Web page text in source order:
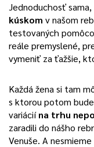
Jednoduchosť
kúskom v našom
testovaných
reále premyslené,
vymeniť za ťažšie,
Každá žena si tam
s ktorou potom
variáciína trhu
zaradili do nášho
Venuše. A